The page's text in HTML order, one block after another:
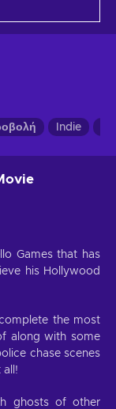
Indie
Games that has
his Hollywood
the most
along with some
chase scenes
all!
ghosts of other